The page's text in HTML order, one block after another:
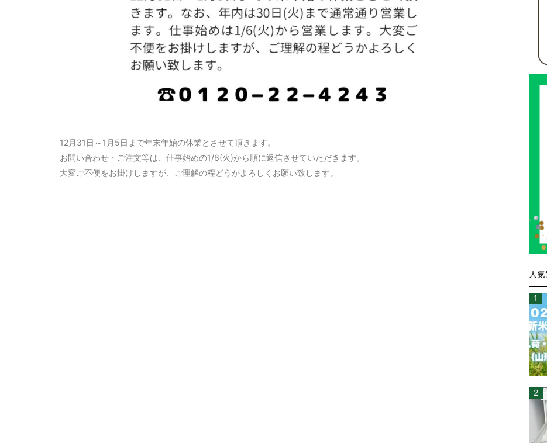
12月31日～1月5日まで年末年始の休業とさせて頂きます。
お問い合わせ・ご注文等は、仕事始めの1/6(火)から順に返信させていただきます。
大変ご不便をお掛けしますが、ご理解の程どうかよろしくお願い致します。
人
1
2